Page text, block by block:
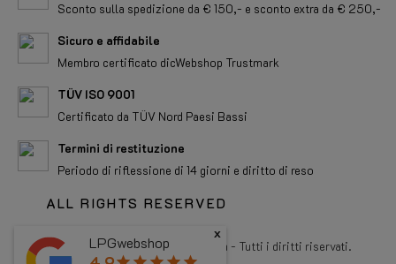
Sconto sulla spedizione da € 150,- e sconto extra da € 250,-
Sicuro e affidabile
Membro certificato dicWebshop Trustmark
TÜV ISO 9001
Certificato da TÜV Nord Paesi Bassi
Termini di restituzione
Periodo di riflessione di 14 giorni e diritto di reso
ALL RIGHTS RESERVED
Copyright 2026 LPGwebshop.com - Tutti i diritti riservati.
LPGwebshop x